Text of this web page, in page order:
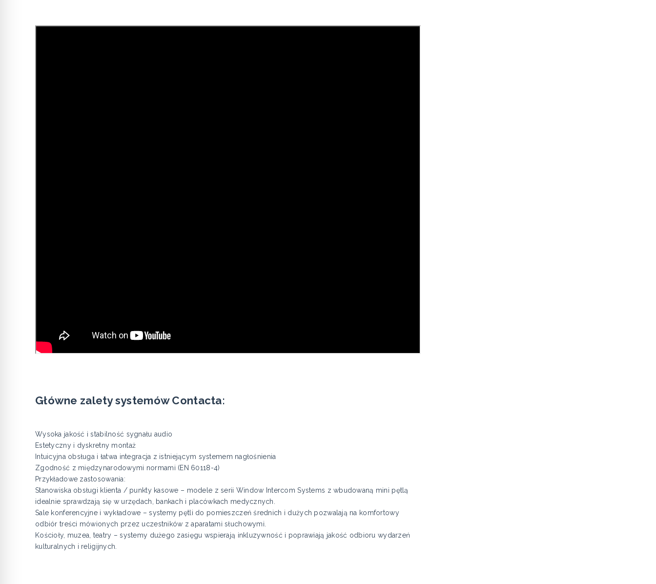
Główne zalety systemów Contacta:
Wysoka jakość i stabilność sygnału audio
Estetyczny i dyskretny montaż
Intuicyjna obsługa i łatwa integracja z istniejącym systemem nagłośnienia
Zgodność z międzynarodowymi normami (EN 60118-4)
Przykładowe zastosowania:
Stanowiska obsługi klienta / punkty kasowe – modele z serii Window Intercom Systems z wbudowaną mini pętlą
idealnie sprawdzają się w urzędach, bankach i placówkach medycznych.
Sale konferencyjne i wykładowe – systemy pętli do pomieszczeń średnich i dużych pozwalają na komfortowy
odbiór treści mówionych przez uczestników z aparatami słuchowymi.
Kościoły, muzea, teatry – systemy dużego zasięgu wspierają inkluzywność i poprawiają jakość odbioru wydarzeń
kulturalnych i religijnych.